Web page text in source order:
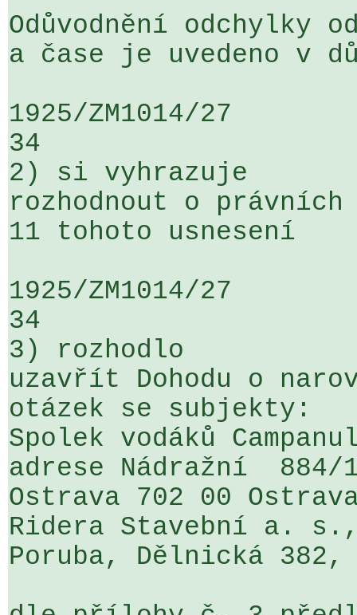
Odůvodnění odchylky
a čase je uvedeno v
1925/ZM1014/27
34
2) si vyhrazuje
rozhodnout o právních
11 tohoto usnesení
1925/ZM1014/27
34
3) rozhodlo
uzavřít Dohodu o
otázek se subjekty:
Spolek vodáků
adrese Nádražní  884/
Ostrava 702 00
Ridera Stavební a.
Poruba, Dělnická